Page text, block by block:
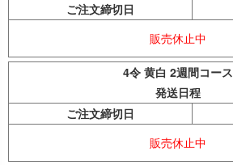
ご注文締切日
販売休止中
4令 黄白 2週間コース
発送日程
ご注文締切日
販売休止中